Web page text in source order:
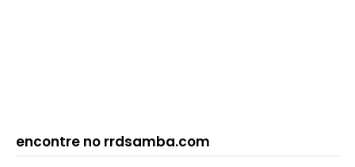
encontre no rrdsamba.com